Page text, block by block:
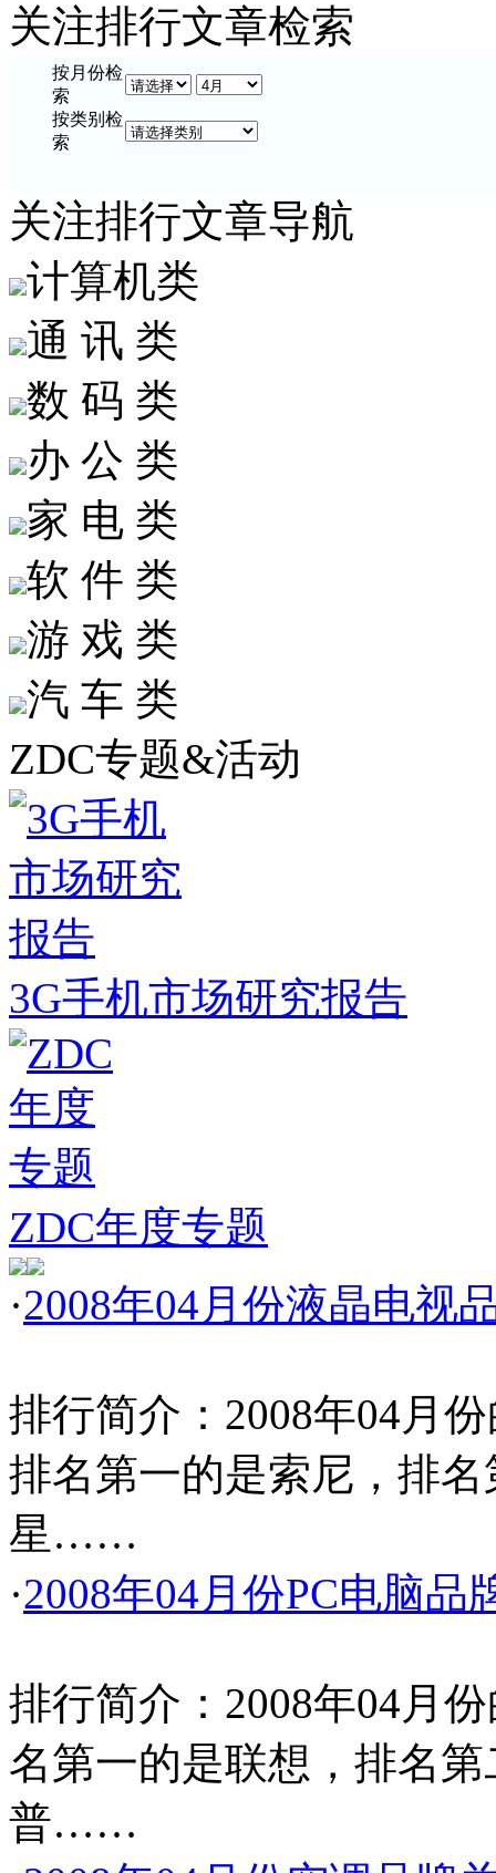
关注排行文章检索
按月份检
索
按类别 检
索
关注排行文章导航
计算机类
通 讯 类
数 码 类
办 公 类
家 电 类
软 件 类
游 戏 类
汽 车 类
ZDC专题&活动
3G手机市场研究报告
ZDC年度专题
·2008年04月份液晶电视
排行简介：2008年04月
排名第一的是索尼，排
星……
·2008年04月份PC电脑品
排行简介：2008年04月
名第一的是联想，排名
普……